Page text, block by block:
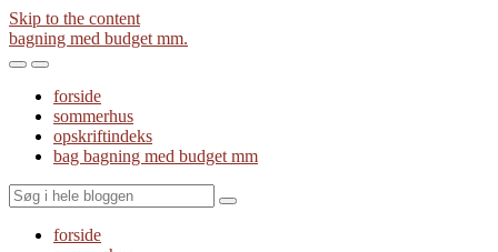
Skip to the content
bagning med budget mm.
Toggle
mobile
menu
Toggle
the
search
field
forside
sommerhus
opskriftindeks
bag bagning med budget mm
Search
forside